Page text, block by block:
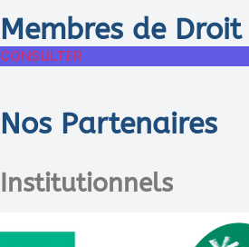
Membres de Droit
CONSULTER
Nos Partenaires
Institutionnels